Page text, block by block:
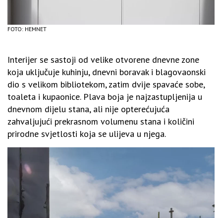
FOTO: HEMNET
Interijer se sastoji od velike otvorene dnevne zone
koja uključuje kuhinju, dnevni boravak i blagovaonski
dio s velikom bibliotekom, zatim dvije spavaće sobe,
toaleta i kupaonice. Plava boja je najzastupljenija u
dnevnom dijelu stana, ali nije opterećujuća
zahvaljujući prekrasnom volumenu stana i količini
prirodne svjetlosti koja se ulijeva u njega.